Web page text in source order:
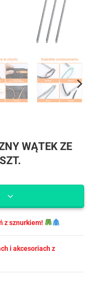
WĄTEK ZE
z sznurkiem!
i akcesoriach z